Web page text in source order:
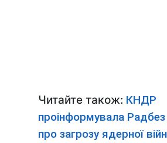
Читайте також: КНДР
проінформувала
про загрозу ядерної